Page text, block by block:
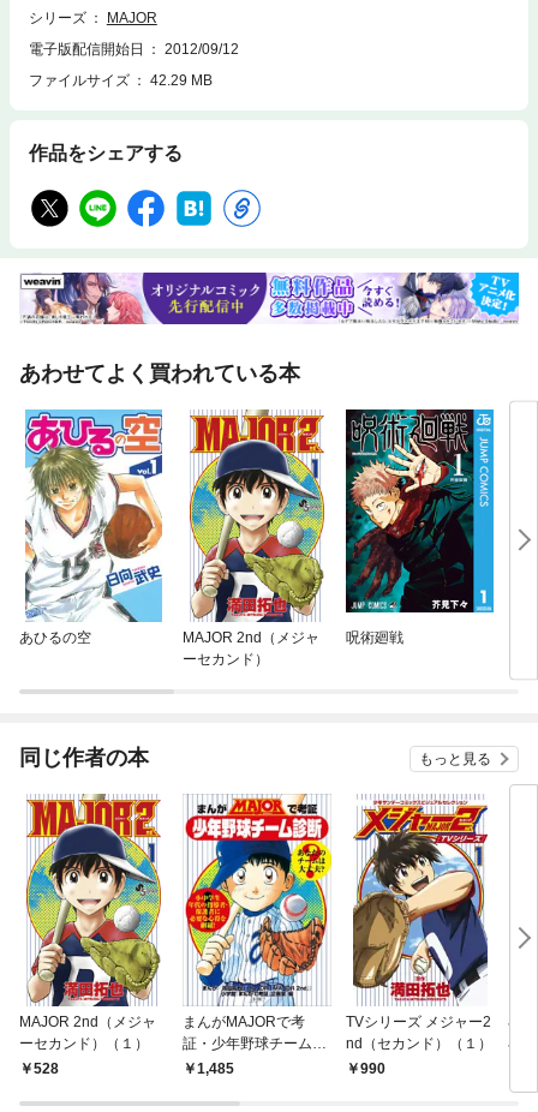
シリーズ
MAJOR
電子版配信開始日
2012/09/12
ファイルサイズ
42.29 MB
作品をシェアする
あわせてよく買われている本
あひるの空
MAJOR 2nd（メジャ
ーセカンド）
呪術廻戦
同じ作者の本 もっと見る
MAJOR 2nd（メジャ
ーセカンド）（１）
528
まんがMAJORで考
証・少年野球チーム診
断1,485
TVシリーズ メジャー2
nd（セカンド）（１）
990
小
小
～